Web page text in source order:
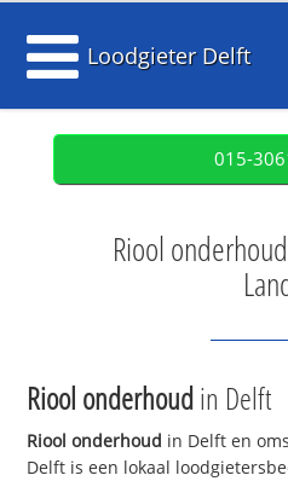
Loodgieter Delft
015-
Riool
Riool onderhoudin Delft
Riool onderhoud in Delft en
Delft is een lokaal